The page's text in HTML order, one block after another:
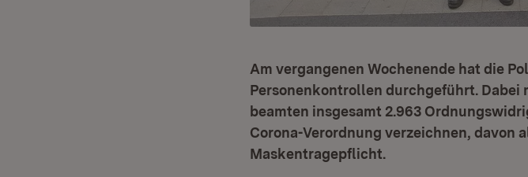
Am vergangenen Wochenende hat die
Personenkontrollen durchgeführt. Dabei
beamten insgesamt 2.963
Corona-Verordnung verzeichnen, davon
Maskentragepflicht.